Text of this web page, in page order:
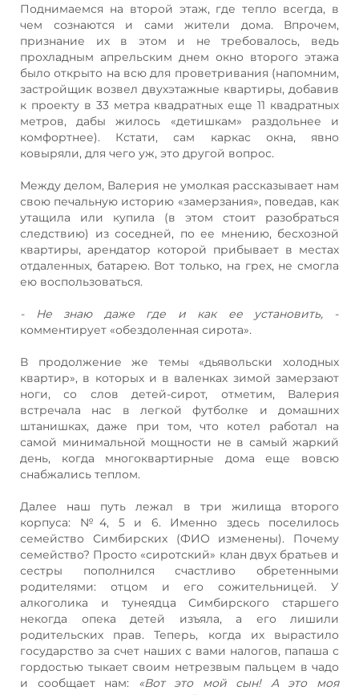
Поднимаемся на второй этаж, где тепло всегда, в
чем сознаются и сами жители дома. Впрочем,
признание их в этом и не требовалось, ведь
прохладным апрельским днем окно второго этажа
было открыто на всю для проветривания (напомним,
застройщик возвел двухэтажные квартиры, добавив
к проекту в 33 метра квадратных еще 11 квадратных
метров, дабы жилось «детишкам» раздольнее и
комфортнее). Кстати, сам каркас окна, явно
ковыряли, для чего уж, это другой вопрос.
Между делом, Валерия не умолкая рассказывает нам
свою печальную историю «замерзания», поведав, как
утащила или купила (в этом стоит разобраться
следствию) из соседней, по ее мнению, бесхозной
квартиры, арендатор которой прибывает в местах
отдаленных, батарею. Вот только, на грех, не смогла
ею воспользоваться.
- Не знаю даже где и как ее установить, -
комментирует «обездоленная сирота».
В продолжение же темы «дьявольски холодных
квартир», в которых и в валенках зимой замерзают
ноги, со слов детей-сирот, отметим, Валерия
встречала нас в легкой футболке и домашних
штанишках, даже при том, что котел работал на
самой минимальной мощности не в самый жаркий
день, когда многоквартирные дома еще вовсю
снабжались теплом.
Далее наш путь лежал в три жилища второго
корпуса: №4, 5 и 6. Именно здесь поселилось
семейство Симбирских (ФИО изменены). Почему
семейство? Просто «сиротский» клан двух братьев и
сестры пополнился счастливо обретенными
родителями: отцом и его сожительницей. У
алкоголика и тунеядца Симбирского старшего
некогда опека детей изъяла, а его лишили
родительских прав. Теперь, когда их вырастило
государство за счет наших с вами налогов, папаша с
гордостью тыкает своим нетрезвым пальцем в чадо
и сообщает нам: «Вот это мой сын! А это моя